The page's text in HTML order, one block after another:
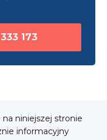
173
niniejszej stronie
informacyjny